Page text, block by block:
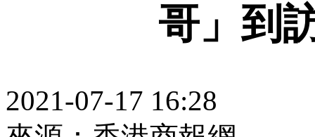
哥」到
2021-07-17 16:28